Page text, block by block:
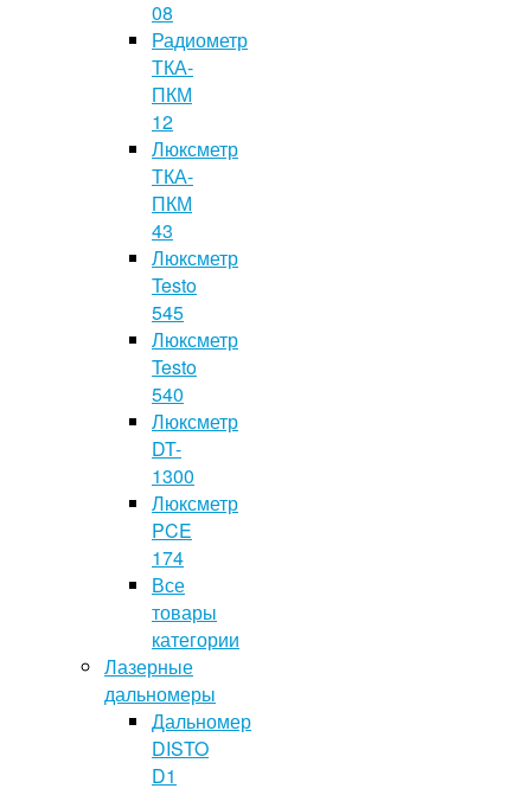
08
Радиометр
ТКА-
ПКМ
12
Люксметр
ТКА-
ПКМ
43
Люксметр
Testo
545
Люксметр
Testo
540
Люксметр
DT-
1300
Люксметр
PCE
174
Все
товары
категории
Лазерные
дальномеры
Дальномер
DISTO
D1